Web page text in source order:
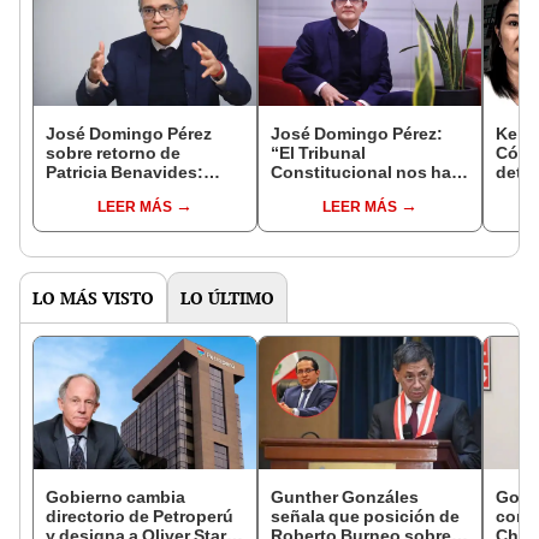
José Domingo Pérez
sobre retorno de
Patricia Benavides:
reunió con ella para
pedirle que retire del
LEER MÁS
José Domingo Pérez:
“El Tribunal
Constitucional nos ha
LEER MÁS
LO MÁS VISTO LO ÚLTIMO
Gobierno cambia
directorio de Petroperú
y designa a Oliver Stark
Gunther Gonzáles
señala que posición de
Roberto Burneo sobre